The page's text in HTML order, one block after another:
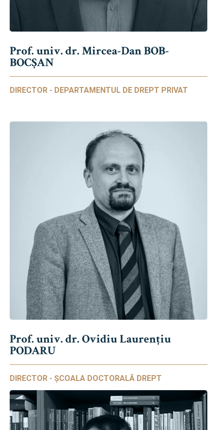
Prof. univ. dr. Mircea-Dan BOB-
BOCȘAN
DIRECTOR - DEPARTAMENTUL DE DREPT PRIVAT
Prof. univ. dr. Ovidiu Laurențiu
PODARU
DIRECTOR - ȘCOALA DOCTORALĂ DREPT